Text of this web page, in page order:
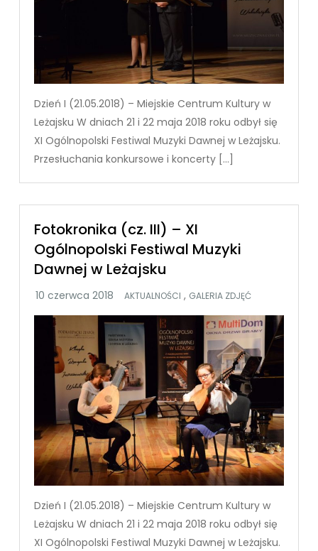
Dzień I (21.05.2018) – Miejskie Centrum Kultury w
Leżajsku W dniach 21 i 22 maja 2018 roku odbył się
XI Ogólnopolski Festiwal Muzyki Dawnej w Leżajsku.
Przesłuchania konkursowe i koncerty […]
Fotokronika (cz. III) – XI
Ogólnopolski Festiwal Muzyki
Dawnej w Leżajsku
AKTUALNOŚCI , GALERIA ZDJĘĆ
Dzień I (21.05.2018) – Miejskie Centrum Kultury w
Leżajsku W dniach 21 i 22 maja 2018 roku odbył się
XI Ogólnopolski Festiwal Muzyki Dawnej w Leżajsku.